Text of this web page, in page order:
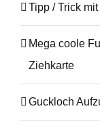
Tipp / Trick
Mega coole
Ziehkarte
Guckloch